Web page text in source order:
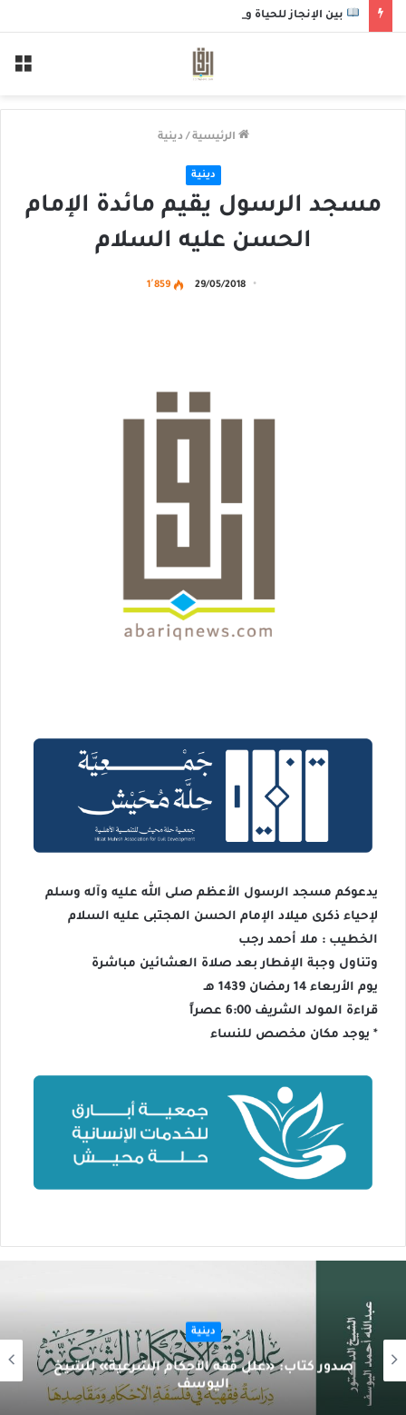
بين الإنجاز للحياة والاستعداد للموت
الرئيسية / دينية
دينية
مسجد الرسول يقيم مائدة الإمام
الحسن عليه السلام
29/05/2018 1٬859
يدعوكم مسجد الرسول الأعظم صلى الله عليه وآله وسلم
لإحياء ذكرى ميلاد الإمام الحسن المجتبى عليه السلام
الخطيب : ملا أحمد رجب
وتناول وجبة الإفطار بعد صلاة العشائين مباشرة
يوم الأربعاء 14 رمضان 1439 هـ
قراءة المولد الشريف 6:00 عصراً
* يوجد مكان مخصص للنساء
دينية
صدور كتاب: «علل فقه الأحكام الشرعية» للشيخ
اليوسف